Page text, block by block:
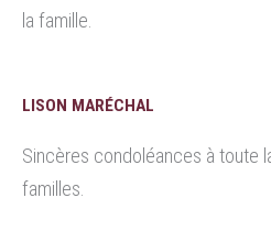
la famille.
LISON MARÉCHAL
Sincères condoléances à toute
familles.